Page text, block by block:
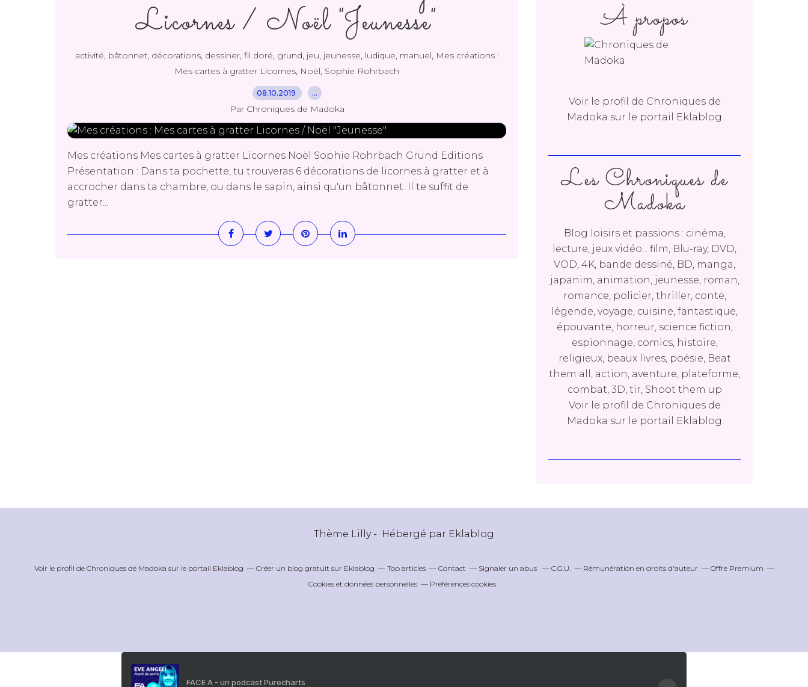
Licornes / Noël "Jeunesse"
activité, bâtonnet, décorations, dessiner, fil doré, grund, jeu, jeunesse, ludique, manuel, Mes créations :
Mes cartes à gratter Licornes, Noël, Sophie Rohrbach
08.10.2019 …
Par Chroniques de Madoka
Mes créations Mes cartes à gratter Licornes Noël Sophie Rohrbach Gründ Editions
Présentation : Dans ta pochette, tu trouveras 6 décorations de licornes à gratter et à
accrocher dans ta chambre, ou dans le sapin, ainsi qu'un bâtonnet. Il te suffit de
gratter...
Les Chroniques de
Madoka
Blog loisirs et passions : cinéma,
lecture, jeux vidéo... film, Blu-ray, DVD,
VOD, 4K, bande dessiné, BD, manga,
japanim, animation, jeunesse, roman,
romance, policier, thriller, conte,
légende, voyage, cuisine, fantastique,
épouvante, horreur, science fiction,
espionnage, comics, histoire,
religieux, beaux livres, poésie, Beat
them all, action, aventure, plateforme,
combat, 3D, tir, Shoot them up
Voir le profil de Chroniques de
Madoka sur le portail Eklablog
À propos
Voir le profil de Chroniques de
Madoka sur le portail Eklablog
Thème Lilly - Hébergé par Eklablog
Voir le profil de Chroniques de Madoka sur le portail Eklablog Créer un blog gratuit sur Eklablog Top articles Contact Signaler un abus C.G.U. Rémunération en droits d'auteur
Offre Premium
Cookies et données personnelles
Préférences cookies
FACE A - un podcast Purecharts